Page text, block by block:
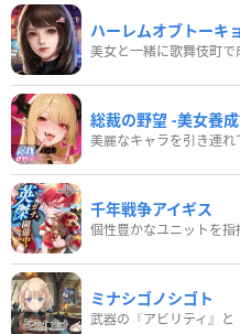
ハーレムオブトーキ
美女と一緒に歌舞伎町で
総裁の野望 -美女養
美麗なキャラを引き連れ
千年戦争アイギス
個性豊かなユニットを指
ミナシゴノシゴト